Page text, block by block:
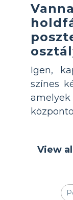
Igen,
színes
View